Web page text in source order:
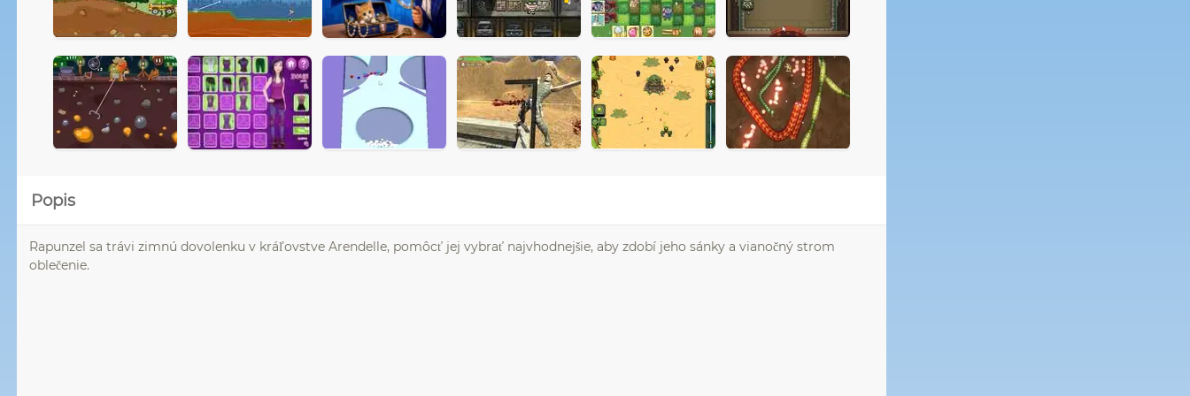
Popis
Rapunzel sa trávi zimnú dovolenku v kráľovstve Arendelle, pomôcť jej vybrať najvhodnejšie, aby zdobí jeho sánky a vianočný strom
oblečenie.